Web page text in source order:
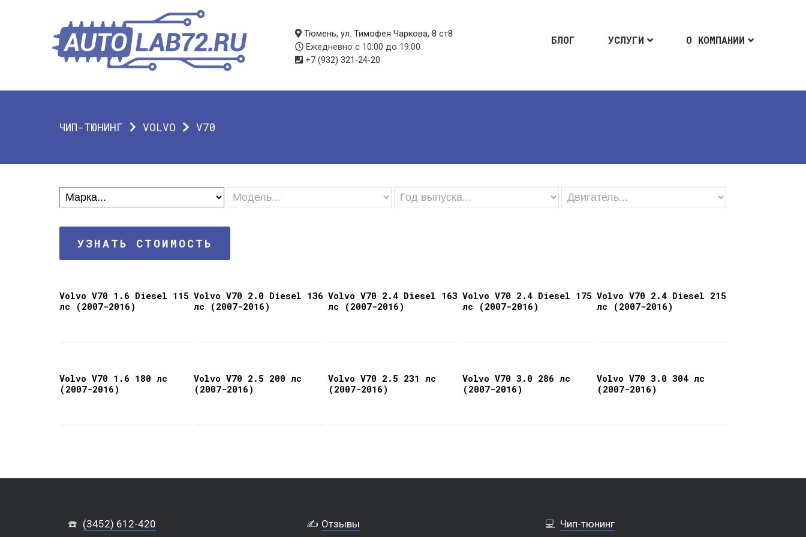
БЛОГ УСЛУГИ О КОМПАНИИ
Тюмень, ул. Тимофея Чаркова, 8 ст8
Ежедневно с 10:00 до 19:00
+7 (932) 321-24-20
ЧИП-ТЮНИНГ VOLVO V70
УЗНАТЬ СТОИМОСТЬ
Volvo V70 1.6 Diesel 115
лс (2007-2016)
Volvo V70 2.0 Diesel 136
лс (2007-2016)
Volvo V70 2.4 Diesel 163
лс (2007-2016)
Volvo V70 2.4 Diesel 175
лс (2007-2016)
Volvo V70 2.4 Diesel 215
лс (2007-2016)
Volvo V70 1.6 180 лс
(2007-2016)
Volvo V70 2.5 200 лс
(2007-2016)
Volvo V70 2.5 231 лс
(2007-2016)
Volvo V70 3.0 286 лс
(2007-2016)
Volvo V70 3.0 304 лс
(2007-2016)
☎️ (3452) 612-420 ✍️ Отзывы 💻 Чип-тюнинг